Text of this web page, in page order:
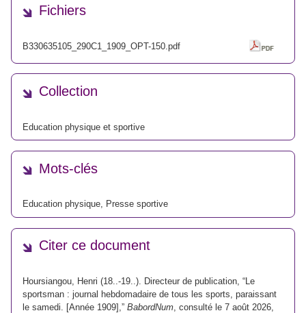
Fichiers
B330635105_290C1_1909_OPT-150.pdf
Collection
Education physique et sportive
Mots-clés
Education physique, Presse sportive
Citer ce document
Hoursiangou, Henri (18..-19..). Directeur de publication, “Le
sportsman : journal hebdomadaire de tous les sports, paraissant
le samedi. [Année 1909],” BabordNum , consulté le 7 août 2026,